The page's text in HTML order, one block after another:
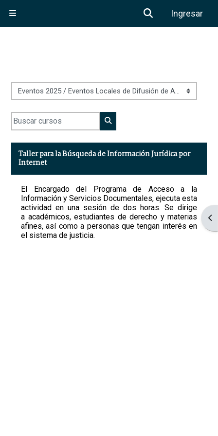
Activar o
Ingresar
Categorías
Buscar cursos
Buscar cursos
Taller para la Búsqueda de Información Jurídica por
Internet
El Encargado del Programa de Acceso a la
Información y Servicios Documentales, ejecuta esta
actividad en una sesión de dos horas. Se dirige
a académicos, estudiantes de derecho y materias
afines, así como a personas que tengan interés en
el sistema de justicia.